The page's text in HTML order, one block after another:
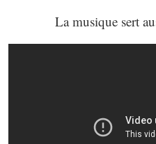
La musique sert